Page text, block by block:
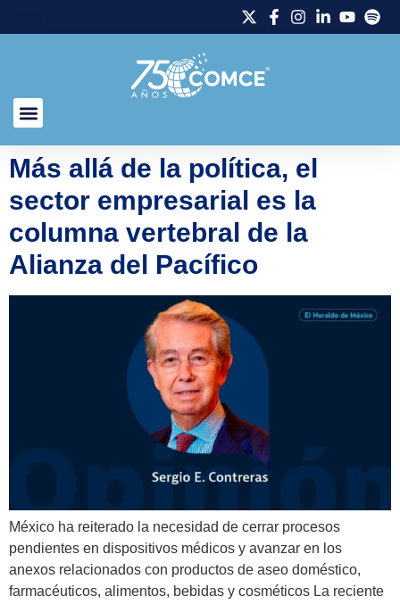
Más allá de la política, el
sector empresarial es la
columna vertebral de la
Alianza del Pacífico
México ha reiterado la necesidad de cerrar procesos
pendientes en dispositivos médicos y avanzar en los
anexos relacionados con productos de aseo doméstico,
farmacéuticos, alimentos, bebidas y cosméticos La reciente